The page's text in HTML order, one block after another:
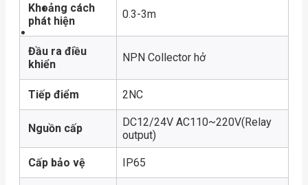
Khoảng cách
phát hiện
0.3-3m
Đầu ra điều
khiển
NPN Collector hở
Tiếp điểm 2NC
Nguồn cấp
DC12/24V AC110~220V(Relay
output)
Cấp bảo vệ IP65